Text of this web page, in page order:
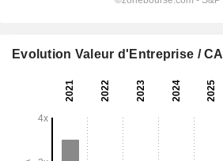
Evolution Valeur d'Entreprise / CA